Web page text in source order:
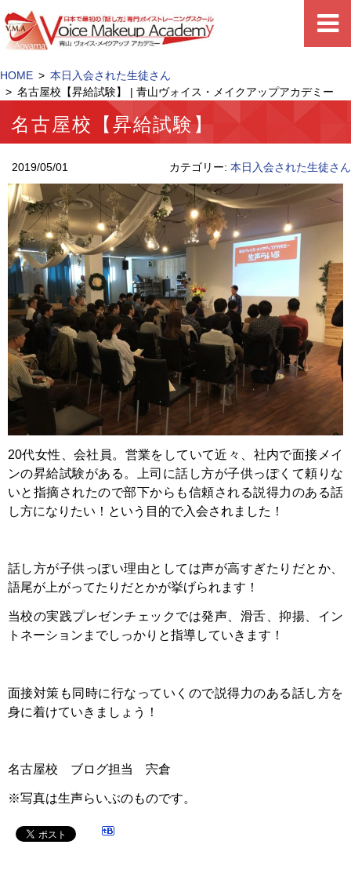
HOME
本日入会された生徒さん
名古屋校【昇給試験】 | 青山ヴォイス・メイクアップアカデミー
名古屋校【昇給試験】
2019/05/01 カテゴリー: 本日入会された生徒さん
20代女性、会社員。営業をしていて近々、社内で面接メイ
ンの昇給試験がある。上司に話し方が子供っぽくて頼りな
いと指摘されたので部下からも信頼される説得力のある話
し方になりたい！という目的で入会されました！
話し方が子供っぽい理由としては声が高すぎたりだとか、
語尾が上がってたりだとかが挙げられます！
当校の実践プレゼンチェックでは発声、滑舌、抑揚、イン
トネーションまでしっかりと指導していきます！
面接対策も同時に行なっていくので説得力のある話し方を
身に着けていきましょう！
名古屋校 ブログ担当 宍倉
※写真は生声らいぶのものです。